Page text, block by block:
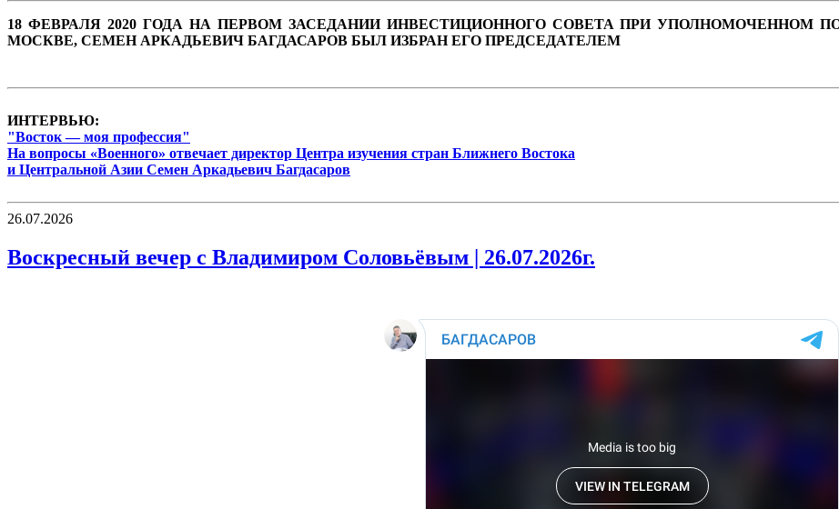
18 ФЕВРАЛЯ 2020 ГОДА НА ПЕРВОМ ЗАСЕДАНИИ ИНВЕСТИЦИОННОГО СОВЕТА ПРИ УПОЛНОМОЧЕННОМ
МОСКВЕ, СЕМЕН АРКАДЬЕВИЧ БАГДАСАРОВ БЫЛ ИЗБРАН ЕГО ПРЕДСЕДАТЕЛЕМ
ИНТЕРВЬЮ:
"Восток — моя профессия"
На вопросы «Военного» отвечает директор Центра изучения стран Ближнего Востока
и Центральной Азии Семен Аркадьевич Багдасаров
26.07.2026
Воскресный вечер с Владимиром Соловьёвым | 26.07.2026г.